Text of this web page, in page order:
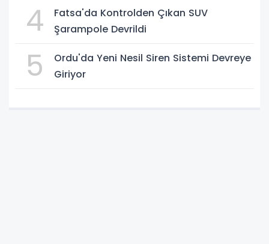
4
Fatsa'da Kontrolden Çıkan SUV
Şarampole Devrildi
5
Ordu'da Yeni Nesil Siren Sistemi Devreye
Giriyor